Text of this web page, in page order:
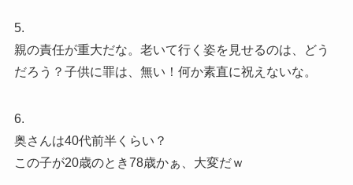
5.
親の責任が重大だな。老いて行く姿を見せるのは、どう
だろう？子供に罪は、無い！何か素直に祝えないな。
6.
奥さんは40代前半くらい？
この子が20歳のとき78歳かぁ、大変だｗ